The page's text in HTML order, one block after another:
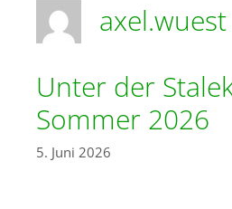
axel.wuest
Unter der
Sommer 2026
5. Juni 2026